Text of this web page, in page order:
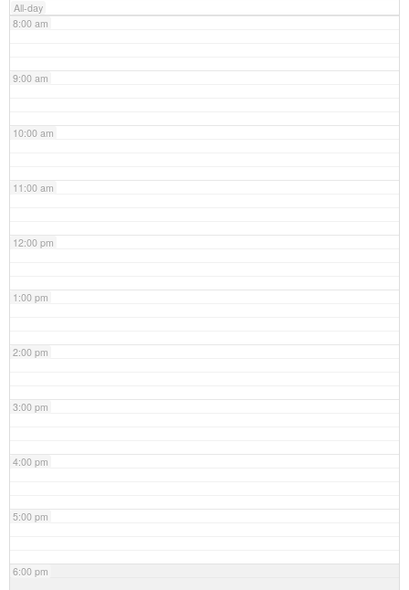
All-day
8:00 am
9:00 am
10:00 am
11:00 am
12:00 pm
1:00 pm
2:00 pm
3:00 pm
4:00 pm
5:00 pm
6:00 pm